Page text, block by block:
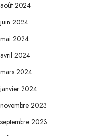
août 2024
juin 2024
mai 2024
avril 2024
mars 2024
janvier 2024
novembre 2023
septembre 2023